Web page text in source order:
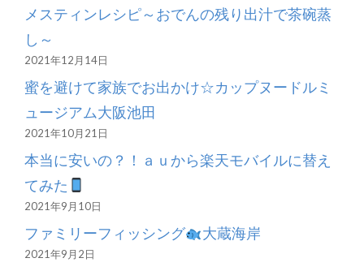
し
メスティンレシピ～おでんの残り出汁で茶碗蒸
し～
2021年12月14日
蜜を避けて家族でお出かけ☆カップヌードルミ
ュージアム大阪池田
2021年10月21日
本当に安いの？！ａｕから楽天モバイルに替え
てみた
2021年9月10日
ファミリーフィッシング 大蔵海岸
2021年9月2日